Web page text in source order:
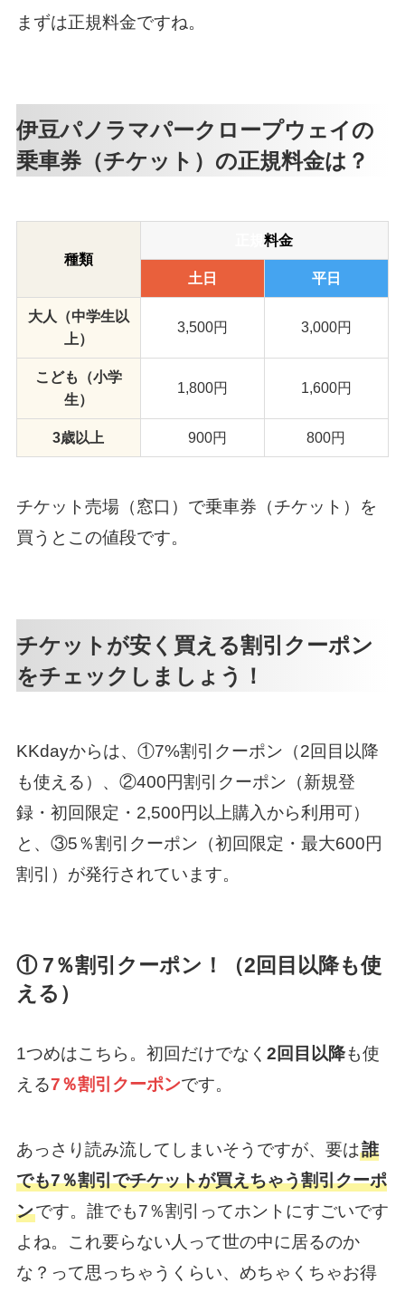
まずは正規料金ですね。
伊豆パノラマパークロープウェイの
乗車券（チケット）の正規料金は？
種類
正規料金
土日 平日
大人（中学生以
上）
3,500円 3,000円
こども（小学
生）
1,800円 1,600円
3歳以上 900円 800円
チケット売場（窓口）で乗車券（チケット）を
買うとこの値段です。
チケットが安く買える割引クーポン
をチェックしましょう！
KKdayからは、①7%割引クーポン（2回目以降
も使える）、②400円割引クーポン（新規登
録・初回限定・2,500円以上購入から利用可）
と、③5％割引クーポン（初回限定・最大600円
割引）が発行されています。
① 7％割引クーポン！（2回目以降も使
える）
1つめはこちら。初回だけでなく 2回目以降も使
える7％割引クーポンです。
あっさり読み流してしまいそうですが、要は誰
でも7％割引でチケットが買えちゃう割引クーポ
ンです。誰でも7％割引ってホントにすごいです
よね。これ要らない人って世の中に居るのか
な？って思っちゃうくらい、めちゃくちゃお得